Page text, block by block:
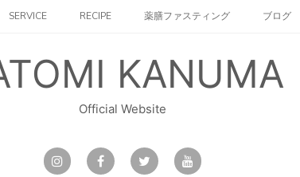
SERVICE RECIPE 薬膳ファスティング ブログ
KANUMA
Official Website